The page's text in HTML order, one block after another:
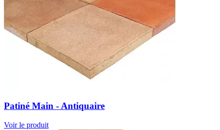
Patiné Main - Antiquaire
Voir le produit